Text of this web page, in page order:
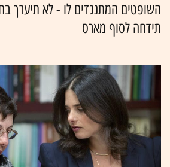
השופטים המתנגדים לו - לא תיערך
תידחה לסוף מארס